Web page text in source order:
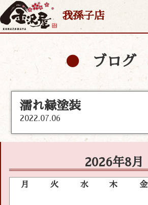
我孫子店
ブログ
濡れ縁塗装
2022.07.06
2026年8月
月 火 水 木 金